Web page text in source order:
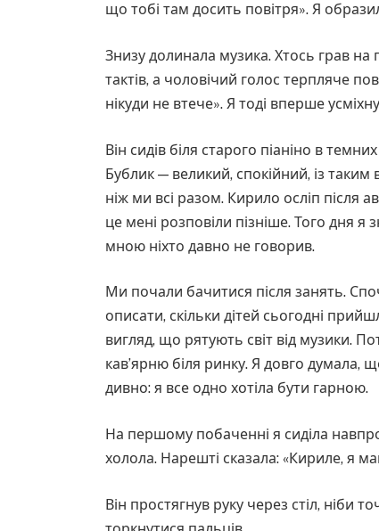
що тобі там досить повітря». Я
Знизу долинала музика. Хтось грав на
тактів, а чоловічий голос терпляче
нікуди не втече». Я тоді вперше
Він сидів біля старого піаніно в
Бублик — великий, спокійний, із
ніж ми всі разом. Кирило осліп після
це мені розповіли пізніше. Того дня я
мною ніхто давно не говорив.
Ми почали бачитися після занять.
описати, скільки дітей сьогодні
вигляд, що рятують світ від музики.
кав’ярню біля ринку. Я довго думала,
дивно: я все одно хотіла бути гарною.
На першому побаченні я сиділа
холола. Нарешті сказала: «Кириле, я
Він простягнув руку через стіл, ніби